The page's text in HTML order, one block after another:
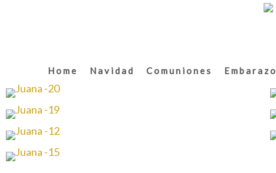
Home Navidad Comuniones Embarazo